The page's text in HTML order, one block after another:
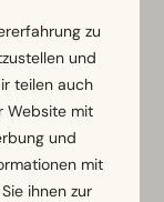
zu
und
teilen auch
Website mit
und
mit
ihnen zur